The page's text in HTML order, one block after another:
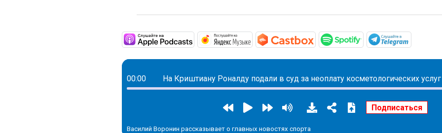
https://podcasts.apple.com/ru/podcast/новости-спорта/
https://music.yandex.ru/album/17571057
https://castbox.fm/channel/
https:// https://
00:00 На Криштиану Роналду подали в суд за неоплату косметологических услуг
Василий Воронин рассказывает о главных новостях спорта